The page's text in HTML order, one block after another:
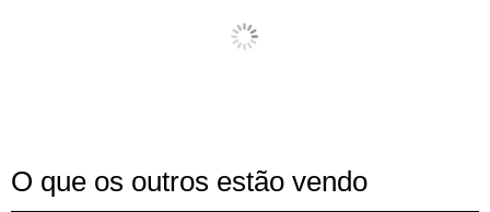
O que os outros estão vendo